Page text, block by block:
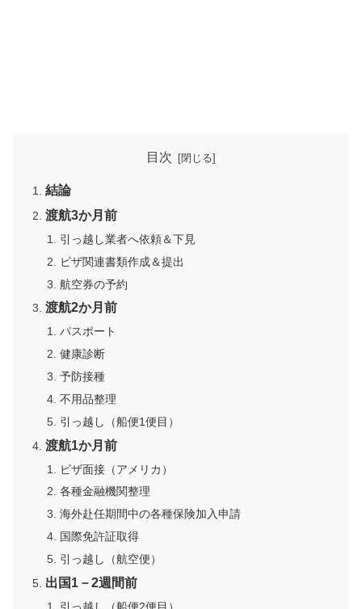
目次
結論
渡航3か月前
引っ越し業者へ依頼＆下見
ビザ関連書類作成＆提出
航空券の予約
渡航2か月前
パスポート
健康診断
予防接種
不用品整理
引っ越し（船便1便目）
渡航1か月前
ビザ面接（アメリカ）
各種金融機関整理
海外赴任期間中の各種保険加入申請
国際免許証取得
引っ越し（航空便）
出国1－2週間前
引っ越し（船便2便目）